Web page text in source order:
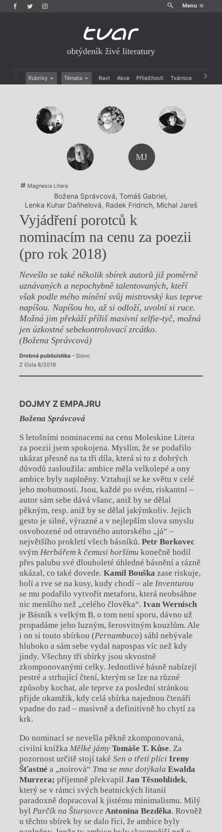
Menu
obtýdeník živé literatury
Rubriky Témata Ravt Akce Příležitosti Tvárnice Archiv
Esejistika
Recenze a reflexe
Reportáže
Mauzoleum
Divadlo
Historie kolonialismu
MJ
Magnesia Litera
Božena Správcová,Tomáš Gabriel,
Lenka Kuhar Daňhelová, Radek Fridrich, Michal Jareš
Vyjádření porotců k
nominacím na cenu za poezii
(pro rok 2018)
Nevešlo se také několik sbírek autorů již poměrně
uznávaných a nepochybně talentovaných, kteří
však podle mého mínění svůj mistrovský kus teprve
napíšou. Napíšou ho, až si odloží, uvolní si ruce.
Možná jim překáží příliš masivní selfie-tyč, možná
jen úzkostné sebekontrolovací zrcátko.
(Božena Správcová)
Drobná publicistika– Slovo
Z čísla 8/2019
DOJMY Z EMPAJRU
Božena Správcová
S letošními nominacemi na cenu Moleskine Litera
za poezii jsem spokojena. Myslím, že se podařilo
ukázat přesně na ta tři díla, která si to z dobrých
důvodů zasloužila: ambice měla velkolepé a ony
ambice byly naplněny. Vztahují se ke světu v celé
jeho mohutnosti. Jsou, každé po svém, riskantní –
autor sám sebe dává všanc, aniž by se dělal
pěkným, resp. aniž by se dělal jakýmkoliv. Jejich
gesto je silné, výrazné a v nejlepším slova smyslu
osvobozené od otravného autorského „já“ –
největšího prokletí všech básníků. Petr Borkovec
svým Herbářem k čemusi horšímu konečně hodil
přes palubu své dlouholeté úhledné básnění a rázně
ukázal, co také dovede. Kamil Bouška zase riskuje,
bolí a rve se na kusy, kudy chodí – ale Inventurou
se mu podařilo vytvořit metaforu, která neobsáhne
nic menšího než „celého člověka“. Ivan Wernisch
je Básník s velkým B, o tom není sporu, dávno už
propadáme jeho luzným, šerosvitným kouzlům. Ale
i on si touto sbírkou (Pernambuco) sáhl nebývale
hluboko a sám sebe vydal napospas víc než kdy
jindy. Všechny tři sbírky jsou skvostně
zkomponovanými celky. Jednotlivé básně nabízejí
pestré a strhující čtení, kterým se lze na různé
způsoby kochat, ale teprve za poslední stránkou
přijde okamžik, kdy celá sbírka najednou čtenáři
vpadne do zad – masivně a definitivně ho chytí za
krk.
Do nominací se nevešla pěkně zkomponovaná,
civilní knížka Mělké jámy Tomáše T. Kůse. Za
pozornost určitě stojí také Sen o třetí plíci Ireny
Šťastné a „noirová“ Tma se mne dotýkala Ewalda
Murrera; příjemně překvapil Jan Těsnohlídek,
který se v rámci svých beatnických litanií
paradoxně dopracoval k jistému minimalismu. Milý
byl Parčík na Štursovce Antonína Bezděka. Rovněž
u těchto sbírek by se dalo říci, že ambice byly